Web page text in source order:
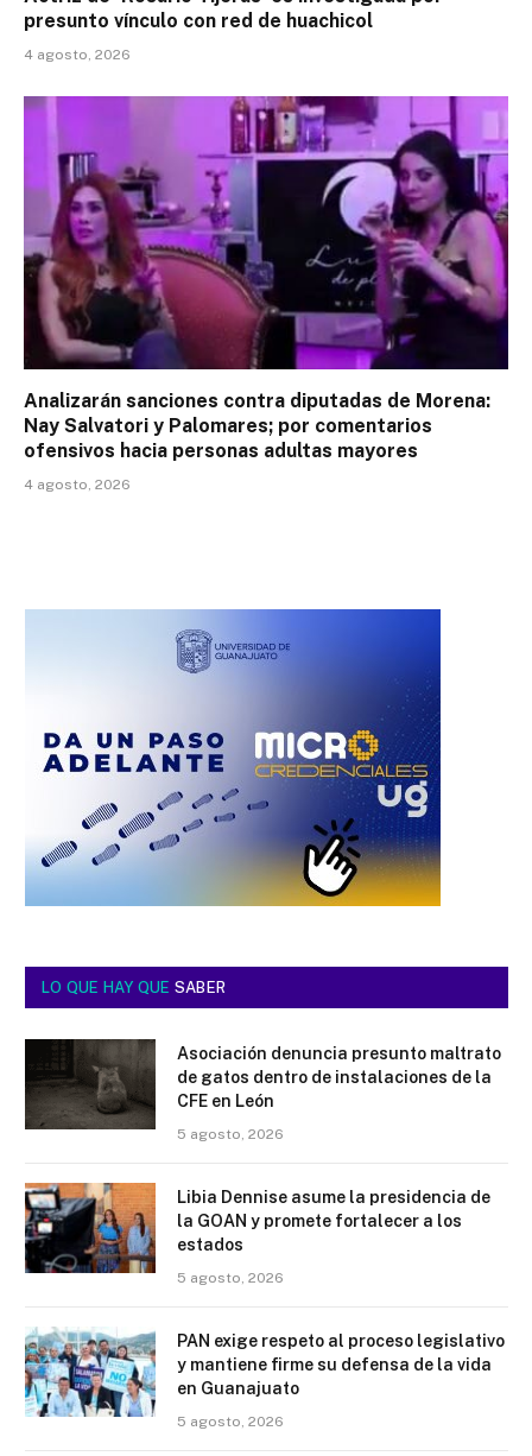
presunto vínculo con red de huachicol
4 agosto, 2026
Analizarán sanciones contra diputadas de Morena:
Nay Salvatori y Palomares; por comentarios
ofensivos hacia personas adultas mayores
4 agosto, 2026
LO QUE HAY QUE SABER
Asociación denuncia presunto maltrato
de gatos dentro de instalaciones de la
CFE en León
5 agosto, 2026
Libia Dennise asume la presidencia de
la GOAN y promete fortalecer a los
estados
5 agosto, 2026
PAN exige respeto al proceso legislativo
y mantiene firme su defensa de la vida
en Guanajuato
5 agosto, 2026